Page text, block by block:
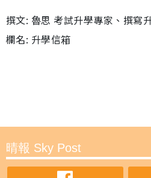
撰文: 魯思 考試升學專家、撰寫
欄名: 升學信箱
晴報 Sky Post